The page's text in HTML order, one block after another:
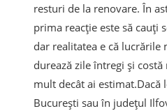
resturi de la renovare. În
prima reacție este să cauți
dar realitatea e că lucrările
durează zile întregi și
mult decât ai estimat.Dacă
București sau în județul